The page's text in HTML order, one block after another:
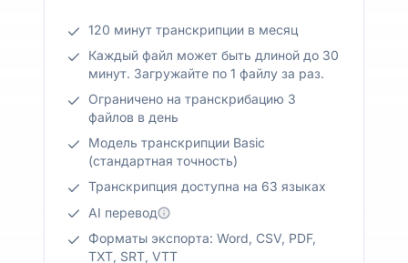
120 минут транскрипции в месяц
Каждый файл может быть длиной до 30
минут. Загружайте по 1 файлу за раз.
Ограничено на транскрибацию 3
файлов в день
Модель транскрипции Basic
(стандартная точность)
Транскрипция доступна на 63 языках
AI перевод
Форматы экспорта: Word, CSV, PDF,
TXT, SRT, VTT